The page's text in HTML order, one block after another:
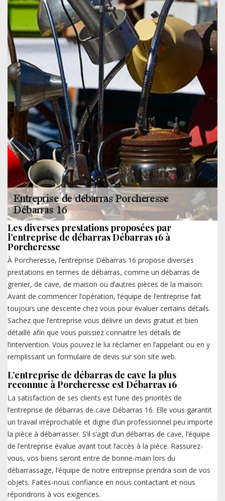
Les diverses prestations proposées par
l’entreprise de débarras Débarras 16 à
Porcheresse
À Porcheresse, l’entreprise Débarras 16 propose diverses
prestations en termes de débarras, comme un débarras de
grenier, de cave, de maison ou d’autres pièces de la maison.
Avant de commencer l’opération, l’équipe de l’entreprise fait
toujours une descente chez vous pour évaluer certains détails.
Sachez que l’entreprise vous délivre un devis gratuit et bien
détaillé afin que vous puissiez connaitre les détails de
l’intervention. Vous pouvez le lui réclamer en l’appelant ou en y
remplissant un formulaire de devis sur son site web.
L’entreprise de débarras de cave la plus
reconnue à Porcheresse est Débarras 16
La satisfaction de ses clients est l’une des priorités de
l’entreprise de débarras de cave Débarras 16. Elle vous garantit
un travail irréprochable et digne d’un professionnel peu importe
la pièce à débarrasser. S’il s’agit d’un débarras de cave, l’équipe
de l’entreprise évalue avant tout l’accès à la pièce. Rassurez-
vous, vos biens seront entre de bonne-main lors du
débarrassage, l’équipe de notre entreprise prendra soin de vos
objets. Faites-nous confiance en nous contactant et nous
répondrons à vos exigences.